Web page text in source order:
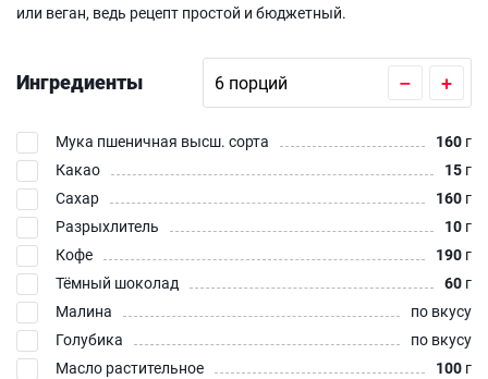
или веган, ведь рецепт простой и бюджетный.
Ингредиенты – +
Мука пшеничная высш. сорта 160 г
Какао
15 г
Сахар
160 г
Разрыхлитель
10 г
Кофе
190 г
Тёмный шоколад
60 г
Малина
по вкусу
Голубика
по вкусу
Масло растительное
100 г